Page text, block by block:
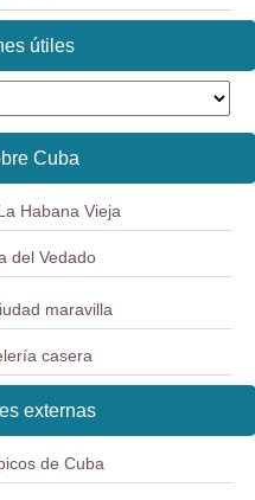
útiles
Cuba
Habana Vieja
del Vedado
maravilla
casera
externas
de Cuba